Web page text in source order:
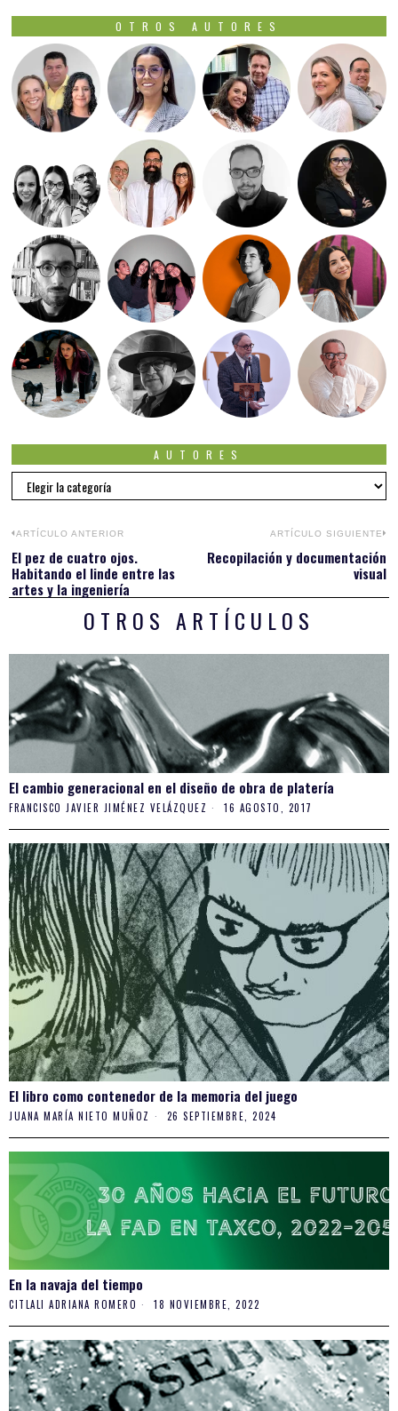
OTROS AUTORES
AUTORES
Autores
Navegación
de
entradas
ARTÍCULO ANTERIOR
Previous
post:
El pez de cuatro ojos.
Habitando el linde entre las
artes y la ingeniería
ARTÍCULO SIGUIENTE
Recopilación y documentación
visual
OTROS ARTÍCULOS
El cambio generacional en el diseño de obra de platería
FRANCISCO JAVIER JIMÉNEZ VELÁZQUEZ 16 AGOSTO, 2017
El libro como contenedor de la memoria del juego
JUANA MARÍA NIETO MUÑOZ 26 SEPTIEMBRE, 2024
En la navaja del tiempo
CITLALI ADRIANA ROMERO 18 NOVIEMBRE, 2022